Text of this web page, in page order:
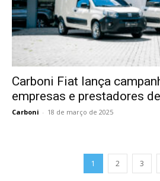
Carboni Fiat lança
empresas e prestadores
Carboni - 18 de março de 2025
1 2 3